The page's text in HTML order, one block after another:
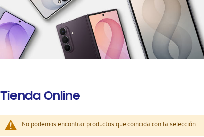
Tienda Online
No podemos encontrar productos que coincida con la selección.